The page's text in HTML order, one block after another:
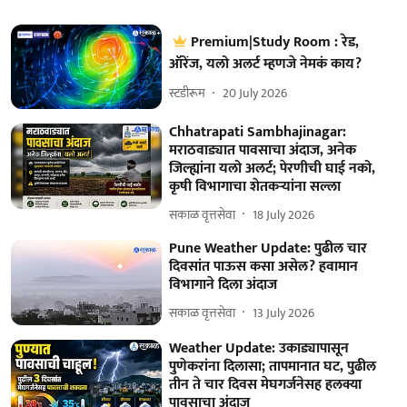
Premium|Study Room : रेड,
ऑरेंज, यलो अलर्ट म्हणजे नेमकं काय?
स्टडीरूम 20 July 2026
Chhatrapati Sambhajinagar:
मराठवाड्यात पावसाचा अंदाज, अनेक
जिल्ह्यांना यलो अलर्ट; पेरणीची घाई नको,
कृषी विभागाचा शेतकऱ्यांना सल्ला
सकाळ वृत्तसेवा 18 July 2026
Pune Weather Update: पुढील चार
दिवसांत पाऊस कसा असेल? हवामान
विभागाने दिला अंदाज
सकाळ वृत्तसेवा 13 July 2026
Weather Update: उकाड्यापासून
पुणेकरांना दिलासा; तापमानात घट, पुढील
तीन ते चार दिवस मेघगर्जनेसह हलक्या